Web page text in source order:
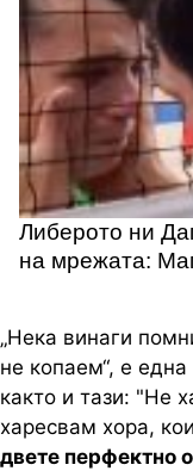
Либерото ни
на мрежата:
„Нека винаги
не копаем“, е
както и тази: "Не
харесвам хора,
двете перфектно